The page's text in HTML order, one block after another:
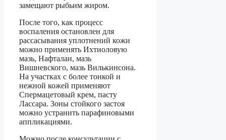
замещают рыбьим жиром.
После того, как процесс
воспаления остановлен для
рассасывания уплотнений кожи
можно применять Ихтиоловую
мазь, Нафталан, мазь
Вишневского, мазь Вилькинсона.
На участках с более тонкой и
нежной кожей применяют
Спермацетовый крем, пасту
Лассара. Зоны стойкого застоя
можно устранить парафиновыми
аппликациями.